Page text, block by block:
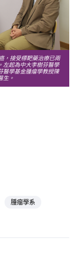
，接受標靶藥治療已兩
左起為中大李樹芬醫學
醫學基金腫瘤學教授陳
生。
腫瘤學系